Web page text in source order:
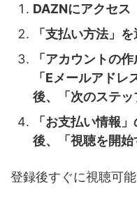
DAZNにアクセス
「支払い方法」
「アカウントの
「Eメールアド
後、「次のステ
「お支払い情報
後、「視聴を開
登録後すぐに視聴可能